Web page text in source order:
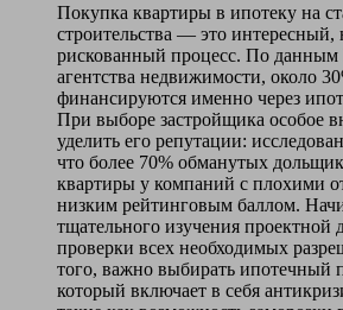
Покупка квартиры в ипотеку на
строительства — это интересный,
рискованный процесс. По данным
агентства недвижимости, около
финансируются именно через
При выборе застройщика особое
уделить его репутации:
что более 70% обманутых
квартиры у компаний с плохими
низким рейтинговым баллом.
тщательного изучения проектной
проверки всех необходимых
того, важно выбирать ипотечный
который включает в себя